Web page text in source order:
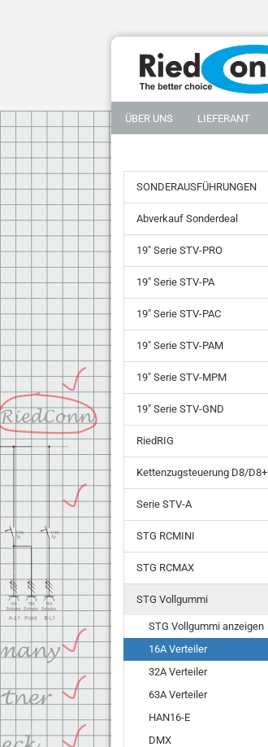
ÜBER UNS LIEFERANT
SONDERAUSFÜHRUNGEN
Abverkauf Sonderdeal
19" Serie STV-PRO
19" Serie STV-PA
19" Serie STV-PAC
19" Serie STV-PAM
19" Serie STV-MPM
19" Serie STV-GND
RiedRIG
Kettenzugsteuerung D8/D8+
Serie STV-A
STG RCMINI
STG RCMAX
STG Vollgummi
STG Vollgummi anzeigen
16A Verteiler
32A Verteiler
63A Verteiler
HAN16-E
DMX